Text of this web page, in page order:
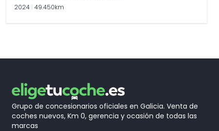
2024 49.450km
Grupo de concesionarios oficiales en Galicia. Venta de
coches nuevos, Km 0, gerencia y ocasión de todas las
marcas